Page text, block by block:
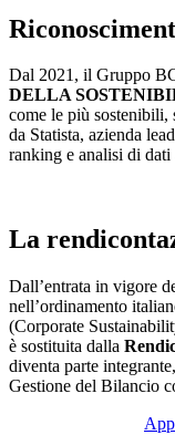
Dal 2021, il Gruppo
DELLA
come le più
da Statista, azienda
ranking e analisi di dati
La
Dall’entrata in vigore
nell’ordinamento
(Corporate
è sostituita dalla
diventa parte
Gestione del Bilancio